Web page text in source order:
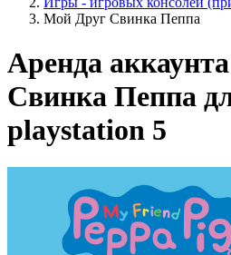
Мой Друг Свинка Пеппа
Аренда
Свинка Пеппа
playstation 5